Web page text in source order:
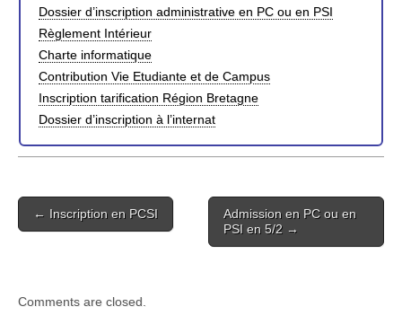
Dossier d’inscription administrative en PC ou en PSI
Règlement Intérieur
Charte informatique
Contribution Vie Etudiante et de Campus
Inscription tarification Région Bretagne
Dossier d’inscription à l’internat
Post
navigation
← Inscription en PCSI
Admission en PC ou en
PSI en 5/2 →
Comments are closed.